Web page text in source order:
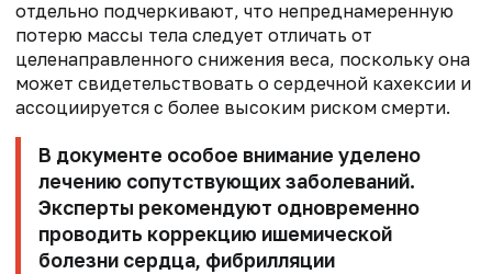
отдельно подчеркивают, что непреднамеренную
потерю массы тела следует отличать от
целенаправленного снижения веса, поскольку она
может свидетельствовать о сердечной кахексии и
ассоциируется с более высоким риском смерти.
В документе особое внимание уделено
лечению сопутствующих заболеваний.
Эксперты рекомендуют одновременно
проводить коррекцию ишемической
болезни сердца, фибрилляции